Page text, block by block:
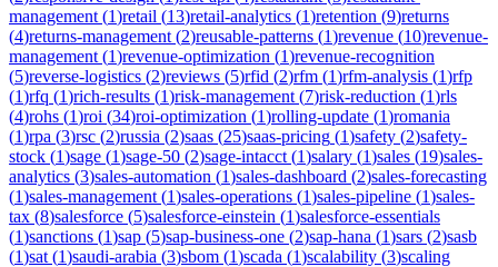
management (1)retail (13)retail-analytics (1)retention (9)returns
(4)returns-management (2)reusable-patterns (1)revenue (10)revenue-
management (1)revenue-optimization (1)revenue-recognition
(5)reverse-logistics (2)reviews (5)rfid (2)rfm (1)rfm-analysis (1)rfp
(1)rfq (1)rich-results (1)risk-management (7)risk-reduction (1)rls
(4)rohs (1)roi (34)roi-optimization (1)rolling-update (1)romania
(1)rpa (3)rsc (2)russia (2)saas (25)saas-pricing (1)safety (2)safety-
stock (1)sage (1)sage-50 (2)sage-intacct (1)salary (1)sales (19)sales-
analytics (3)sales-automation (1)sales-dashboard (2)sales-forecasting
(1)sales-management (1)sales-operations (1)sales-pipeline (1)sales-
tax (8)salesforce (5)salesforce-einstein (1)salesforce-essentials
(1)sanctions (1)sap (5)sap-business-one (2)sap-hana (1)sars (2)sasb
(1)sat (1)saudi-arabia (3)sbom (1)scada (1)scalability (3)scaling